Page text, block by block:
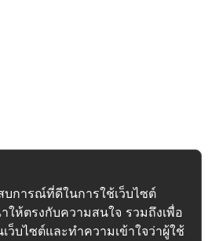
บการณ์ที่ดีในการใช้เว็บไซต์
ห้ตรงกับความสนใจ รวมถึงเพื่อ
ว็บไซต์และทำความเข้าใจว่าผู้ใช้